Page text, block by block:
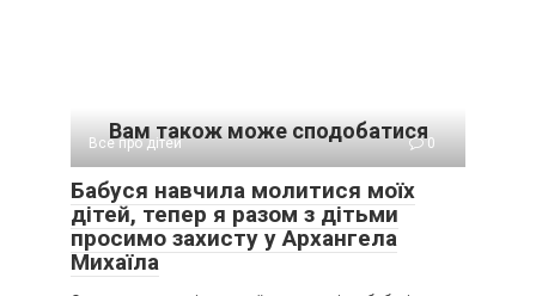
Вам також може сподобатися
Все про дітей 0
Бабуся навчила молитися моїх
дітей, тепер я разом з дітьми
просимо захисту у Архангела
Михаїла